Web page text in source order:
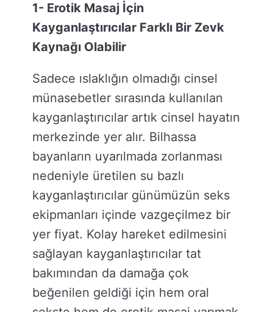
1- Erotik Masaj İçin
Kayganlaştırıcılar Farklı Bir Zevk
Kaynağı Olabilir
Sadece ıslaklığın olmadığı cinsel
münasebetler sırasında kullanılan
kayganlaştırıcılar artık cinsel hayatın
merkezinde yer alır. Bilhassa
bayanların uyarılmada zorlanması
nedeniyle üretilen su bazlı
kayganlaştırıcılar günümüzün seks
ekipmanları içinde vazgeçilmez bir
yer fiyat. Kolay hareket edilmesini
sağlayan kayganlaştırıcılar tat
bakımından da damağa çok
beğenilen geldiği için hem oral